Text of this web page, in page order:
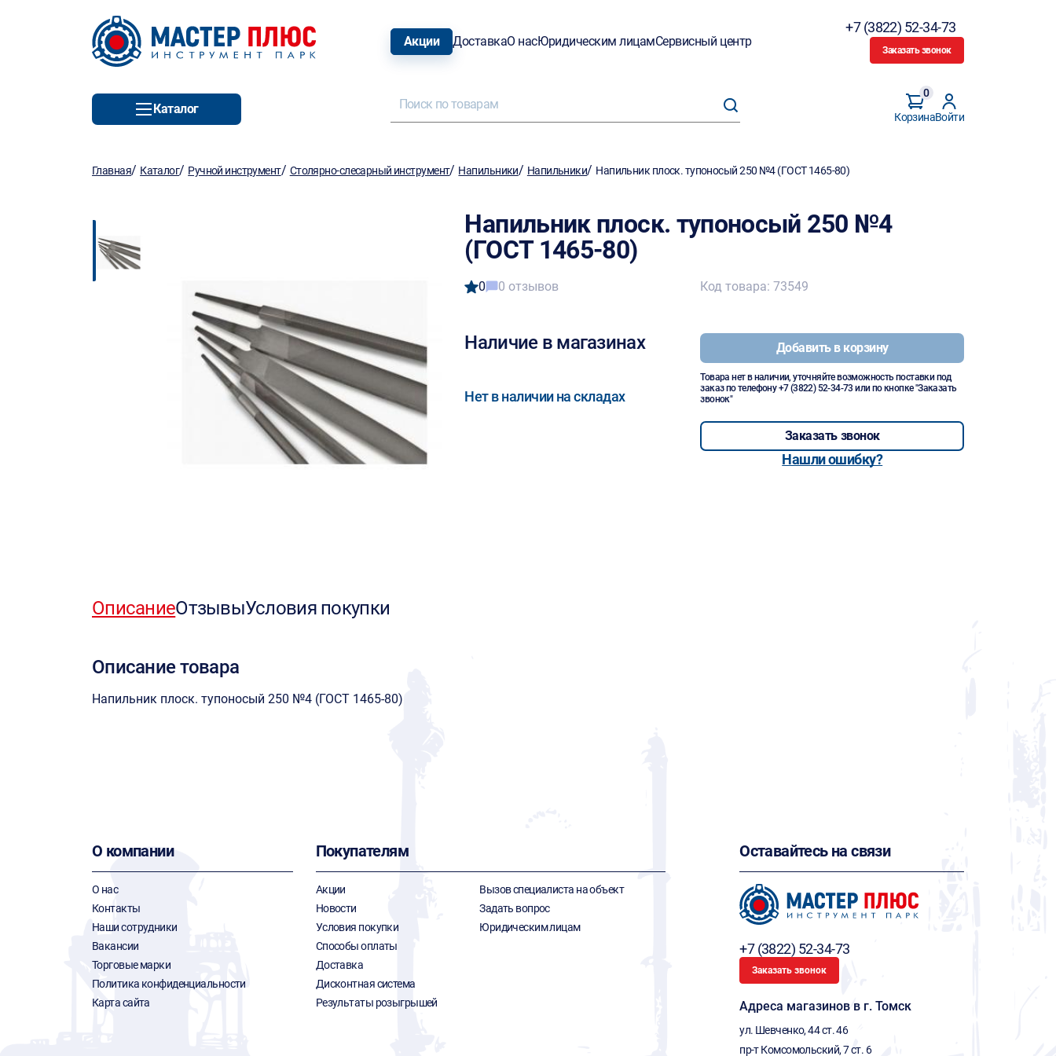
Акции ДоставкаО насЮридическим лицамСервисный центр
+7 (3822) 52-34-73
Заказать звонок
Каталог
Корзина
0
Войти
Главная/ Каталог/ Ручной инструмент/ Столярно-слесарный инструмент/ Напильники/ Напильники/ Напильник плоск. тупоносый 250 №4 (ГОСТ 1465-80)
Напильник плоск. тупоносый 250 №4
(ГОСТ 1465-80)
0 0 отзывов
Наличие в магазинах
Нет в наличии на складах
Код товара: 73549
Добавить в корзину
Товара нет в наличии, уточняйте возможность поставки под
заказ по телефону+7 (3822) 52-34-73 или по кнопке "Заказать
звонок"
Заказать звонок
Нашли ошибку?
ОписаниеОтзывыУсловия покупки
Описание товара
Напильник плоск. тупоносый 250 №4 (ГОСТ 1465-80)
О компании
О нас
Контакты
Наши сотрудники
Вакансии
Торговые марки
Политика конфиденциальности
Карта сайта
Покупателям
Акции
Новости
Условия покупки
Способы оплаты
Доставка
Дисконтная система
Результаты розыгрышей
Вызов специалиста на объект
Задать вопрос
Юридическим лицам
Оставайтесь на связи
+7 (3822) 52-34-73
Заказать звонок
Адреса магазинов в г. Томск
ул. Шевченко, 44 ст. 46
пр-т Комсомольский, 7 ст. 6